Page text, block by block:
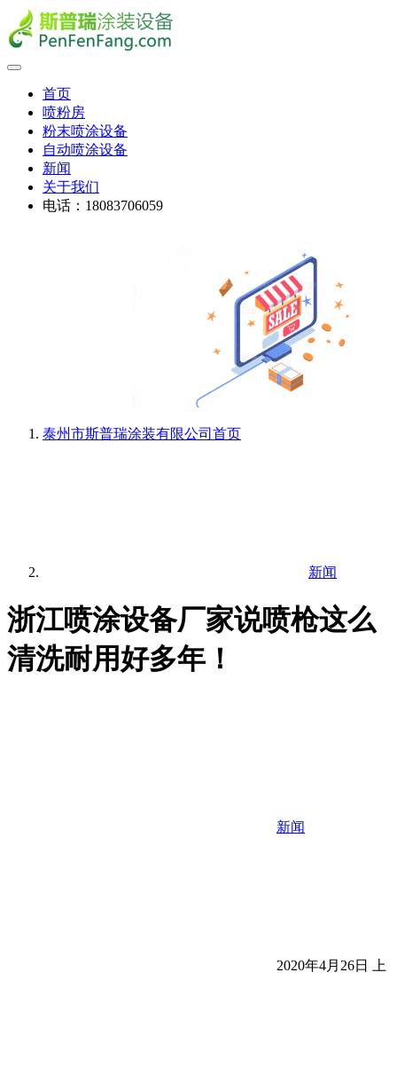
首页
喷粉房
粉末喷涂设备
自动喷涂设备
新闻
关于我们
电话：18083706059
泰州市斯普瑞涂装有限公司 首页
新闻
浙江喷涂设备厂家说喷枪这么
清洗耐用好多年！
新闻
2020年4月26日 上